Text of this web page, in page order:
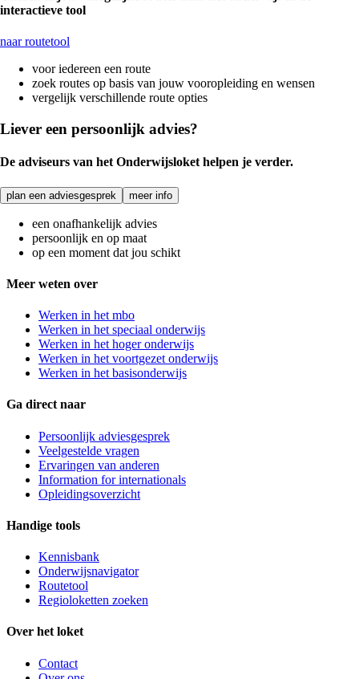
interactieve tool
naar routetool
voor iedereen een route
zoek routes op basis van jouw vooropleiding en wensen
vergelijk verschillende route opties
Liever een persoonlijk advies?
De adviseurs van het Onderwijsloket helpen je verder.
plan een adviesgesprek meer info
een onafhankelijk advies
persoonlijk en op maat
op een moment dat jou schikt
Meer weten over
Werken in het mbo
Werken in het speciaal onderwijs
Werken in het hoger onderwijs
Werken in het voortgezet onderwijs
Werken in het basisonderwijs
Ga direct naar
Persoonlijk adviesgesprek
Veelgestelde vragen
Ervaringen van anderen
Information for internationals
Opleidingsoverzicht
Handige tools
Kennisbank
Onderwijsnavigator
Routetool
Regioloketten zoeken
Over het loket
Contact